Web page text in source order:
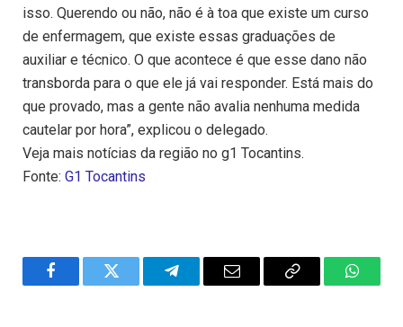
isso. Querendo ou não, não é à toa que existe um curso
de enfermagem, que existe essas graduações de
auxiliar e técnico. O que acontece é que esse dano não
transborda para o que ele já vai responder. Está mais do
que provado, mas a gente não avalia nenhuma medida
cautelar por hora”, explicou o delegado.
Veja mais notícias da região no g1 Tocantins.
Fonte: G1 Tocantins
FacebookTwitter TelegramEmail
Copy